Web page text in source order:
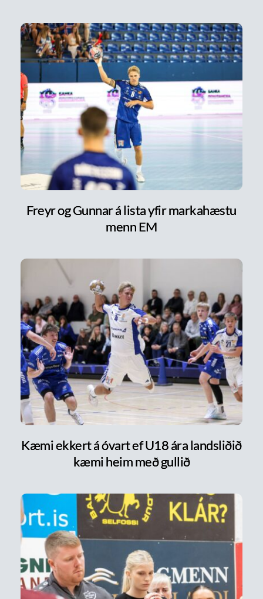
Freyr og Gunnar á lista yfir markahæstu
menn EM
Kæmi ekkert á óvart ef U18 ára landsliðið
kæmi heim með gullið